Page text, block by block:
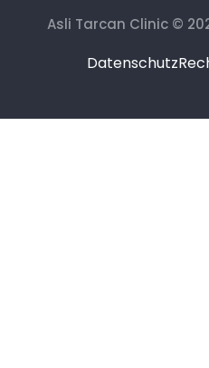
Asli Tarcan Clinic ©
Datenschutz